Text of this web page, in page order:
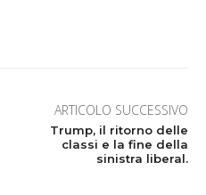
ARTICOLO SUCCESSIVO
Trump, il ritorno delle
classi e la fine della
sinistra liberal.